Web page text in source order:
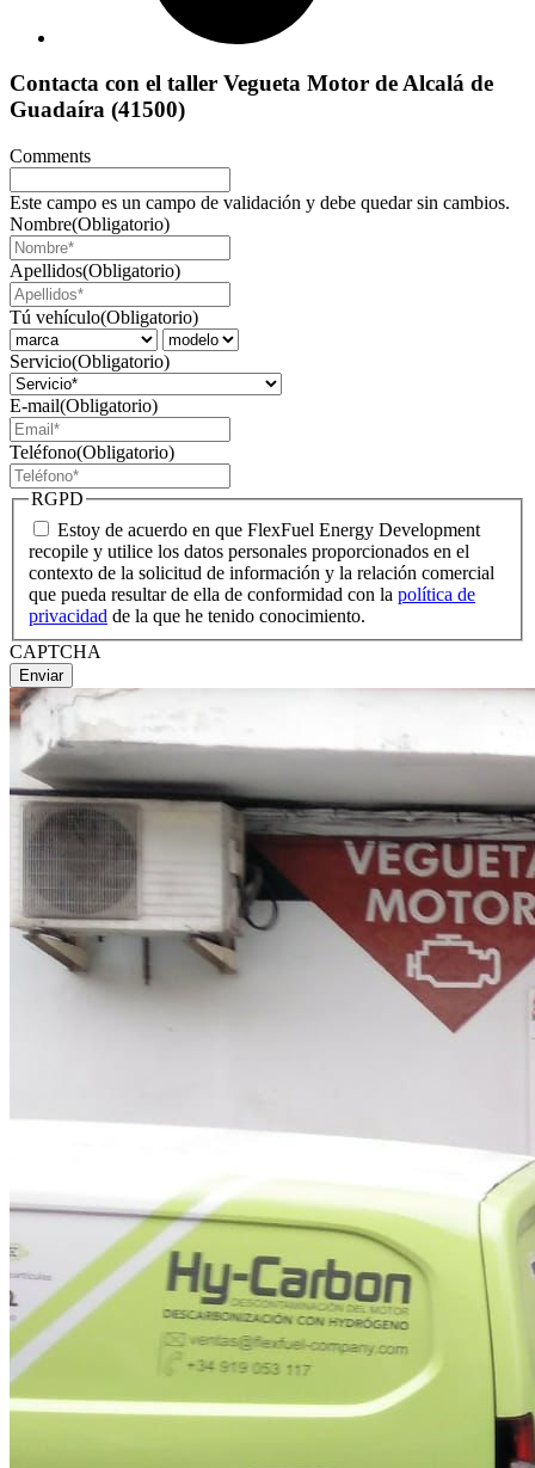
Contacta con el taller Vegueta Motor de Alcalá de
Guadaíra (41500)
Comments
Este campo es un campo de validación y debe quedar sin cambios.
Nombre(Obligatorio)
Apellidos(Obligatorio)
Tú vehículo(Obligatorio)
Servicio(Obligatorio)
E-mail(Obligatorio)
Teléfono(Obligatorio)
RGPD
Estoy de acuerdo en que FlexFuel Energy Development
recopile y utilice los datos personales proporcionados en el
contexto de la solicitud de información y la relación comercial
que pueda resultar de ella de conformidad con la política de
privacidad de la que he tenido conocimiento.
CAPTCHA